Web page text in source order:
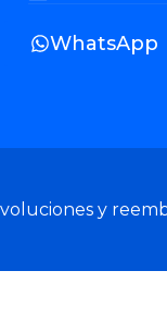
WhatsApp
y